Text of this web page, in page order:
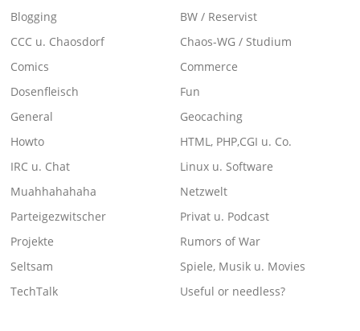
Blogging
BW / Reservist
CCC u. Chaosdorf
Chaos-WG / Studium
Comics
Commerce
Dosenfleisch
Fun
General
Geocaching
Howto
HTML, PHP,CGI u. Co.
IRC u. Chat
Linux u. Software
Muahhahahaha
Netzwelt
Parteigezwitscher
Privat u. Podcast
Projekte
Rumors of War
Seltsam
Spiele, Musik u. Movies
TechTalk
Useful or needless?